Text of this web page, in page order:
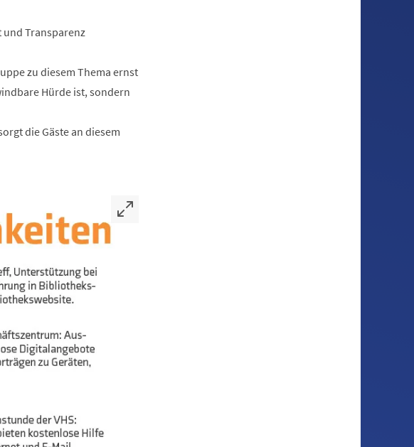
Transparenz
zu diesem Thema ernst
Hürde ist, sondern
die Gäste an diesem